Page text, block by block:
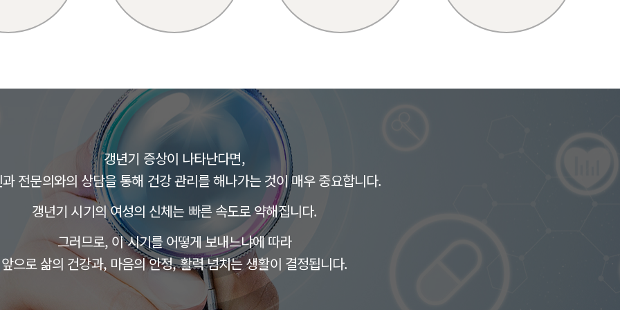
갱년기 증상이 나타난다면,
전문의와의 상담을 통해 건강 관리를 해나가는 것이 매우 중요합니다.
갱년기 시기의 여성의 신체는 빠른 속도로 약해집니다.
그러므로, 이 시기를 어떻게 보내느냐에 따라
앞으로 삶의 건강과, 마음의 안정, 활력 넘치는 생활이 결정됩니다.